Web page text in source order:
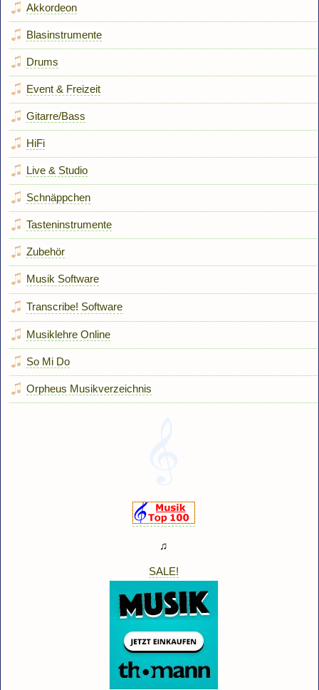
Akkordeon
Blasinstrumente
Drums
Event & Freizeit
Gitarre/Bass
HiFi
Live & Studio
Schnäppchen
Tasteninstrumente
Zubehör
Musik Software
Transcribe! Software
Musiklehre Online
So Mi Do
Orpheus Musikverzeichnis
♫
SALE!